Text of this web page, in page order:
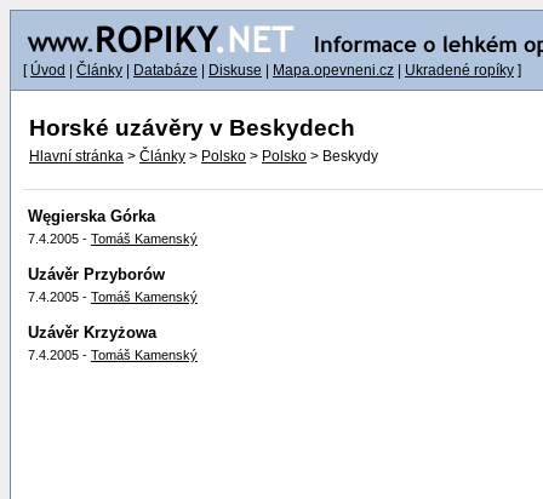
[ Úvod Články Databáze Diskuse Mapa.opevneni.cz Ukradené ropíky ]
Horské uzávěry v Beskydech
Hlavní stránka > Články > Polsko > Polsko > Beskydy
Węgierska Górka
7.4.2005 - Tomáš Kamenský
Uzávěr Przyborów
7.4.2005 - Tomáš Kamenský
Uzávěr Krzyżowa
7.4.2005 - Tomáš Kamenský